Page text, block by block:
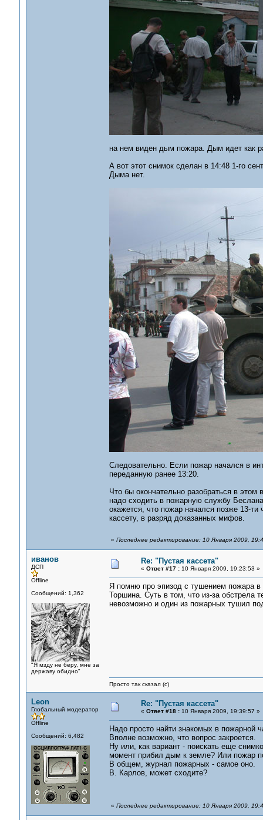
на нем виден дым пожара. Дым идет как
А вот этот снимок сделан в 14:48 1-го
Дыма нет.
Следовательно. Если пожар начался в
переданную ранее 13:20.
Что бы окончательно разобраться в
надо сходить в пожарную службу
окажется, что пожар начался позже 13-
кассету, в разряд доказанных мифов.
« Последнее редактирование: 10 Января 2009,
иванов
ДСП
Offline
Сообщений: 1,362
"Я мзду не беру, мне за
державу обидно"
Re: "Пустая кассета"
« Ответ #17 :10 Января 2009, 19:23:53 »
Я помню про эпизод с тушением пожара
Торшина. Суть в том, что из-за обстрела
невозможно и один из пожарных тушил
Просто так сказал (с)
Leon
Глобальный модератор
Offline
Сообщений: 6,482
Re: "Пустая кассета"
« Ответ #18 :10 Января 2009, 19:39:57 »
Надо просто найти знакомых в пожарной
Вполне возможно, что вопрос закроется.
Ну или, как вариант - поискать еще
момент прибил дым к земле? Или пожар
В общем, журнал пожарных - самое оно.
В. Карлов, может сходите?
« Последнее редактирование: 10 Января 2009,